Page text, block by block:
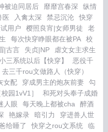
被迫同居后 靡靡宫春深
纵情
医 入禽太深 禁忌沉沦
快穿
用户 樱照良宵|女师男徒
老
每次快穿睁眼都在被PA
校
|古言 失贞|NP
虐文女主求生
三系统以后【快穿】
恶役千
去三千rou文做路人（快穿）
女配 穿成男主的炮灰前妻
勾
园1vV1］
和死对头奉子成婚
人眼 每天晚上都被cha
醉酒
艳嫁录 暗引力
穿进兽人世
给睡了 快穿之rou文系统
临